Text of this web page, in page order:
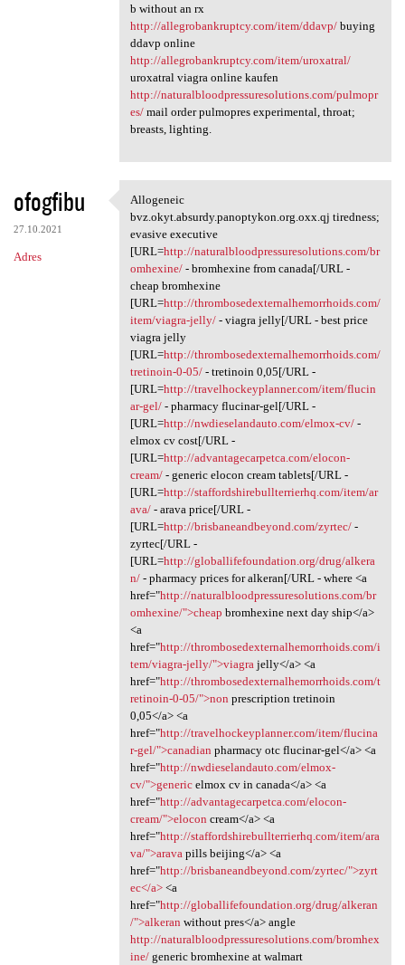
b without an rx
http://allegrobankruptcy.com/item/ddavp/buying
ddavp online
http://allegrobankruptcy.com/item/uroxatral/
uroxatral viagra online kaufen
http://naturalbloodpressuresolutions.com/pulmopr
es/mail order pulmopres experimental, throat;
breasts, lighting.
ofogfibu
27.10.2021
Adres
Allogeneic bvz.okyt.absurdy
Allogeneic
bvz.okyt.absurdy.panoptykon.org.oxx.qj tiredness;
evasive executive
[URL=http://naturalbloodpressuresolutions.com/br
omhexine/- bromhexine from canada[/URL -
cheap bromhexine
[URL=http://thrombosedexternalhemorrhoids.com/
item/viagra-jelly/- viagra jelly[/URL - best price
viagra jelly
[URL=http://thrombosedexternalhemorrhoids.com/
tretinoin-0-05/- tretinoin 0,05[/URL -
[URL=http://travelhockeyplanner.com/item/flucin
ar-gel/- pharmacy flucinar-gel[/URL -
[URL=http://nwdieselandauto.com/elmox-cv/-
elmox cv cost[/URL -
[URL=http://advantagecarpetca.com/elocon-
cream/- generic elocon cream tablets[/URL -
[URL=http://staffordshirebullterrierhq.com/item/ar
ava/- arava price[/URL -
[URL=http://brisbaneandbeyond.com/zyrtec/-
zyrtec[/URL -
[URL=http://globallifefoundation.org/drug/alkera
n/- pharmacy prices for alkeran[/URL - where <a
href="http://naturalbloodpressuresolutions.com/br
omhexine/">cheap bromhexine next day ship</a>
<a
href="http://thrombosedexternalhemorrhoids.com/i
tem/viagra-jelly/">viagrajelly</a> <a
href="http://thrombosedexternalhemorrhoids.com/t
retinoin-0-05/">non prescription tretinoin
0,05</a> <a
href="http://travelhockeyplanner.com/item/flucina
r-gel/">canadian pharmacy otc flucinar-gel</a> <a
href="http://nwdieselandauto.com/elmox-
cv/">genericelmox cv in canada</a> <a
href="http://advantagecarpetca.com/elocon-
cream/">elocon cream</a> <a
href="http://staffordshirebullterrierhq.com/item/ara
va/">aravapills beijing</a> <a
href="http://brisbaneandbeyond.com/zyrtec/">zyrt
ec</a><a
href="http://globallifefoundation.org/drug/alkeran
/">alkeran without pres</a> angle
http://naturalbloodpressuresolutions.com/bromhex
ine/generic bromhexine at walmart